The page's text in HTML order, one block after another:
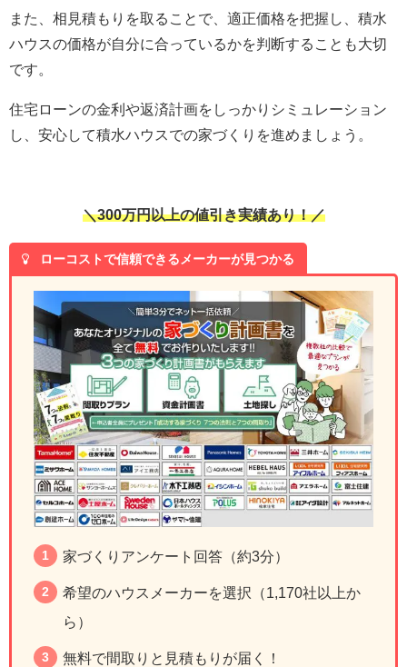
また、相見積もりを取ることで、適正価格を把握し、積水
ハウスの価格が自分に合っているかを判断することも大切
です。
住宅ローンの金利や返済計画をしっかりシミュレーション
し、安心して積水ハウスでの家づくりを進めましょう。
＼300万円以上の値引き実績あり！／
ローコストで信頼できるメーカーが見つかる
家づくりアンケート回答（約3分）
希望のハウスメーカーを選択（1,170社以上か
ら）
無料で間取りと見積もりが届く！